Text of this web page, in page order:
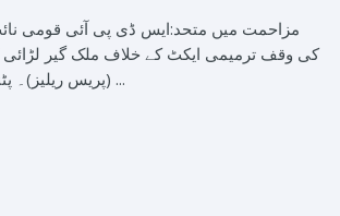
مزاحمت میں متحد:ایس ڈی پی آئی قومی
کی وقف ترمیمی ایکٹ کے خلاف ملک گیر
(پریس ریلیز)۔ پٹنہ کے گاندھی میدان ...